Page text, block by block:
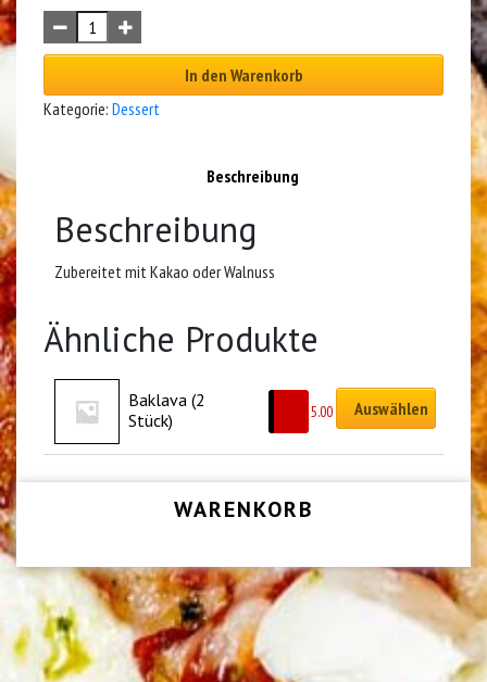
In den Warenkorb
Kategorie: Dessert
Beschreibung
Beschreibung
Zubereitet mit Kakao oder Walnuss
Ähnliche Produkte
Baklava (2
Stück)
5.00 Auswählen
WARENKORB